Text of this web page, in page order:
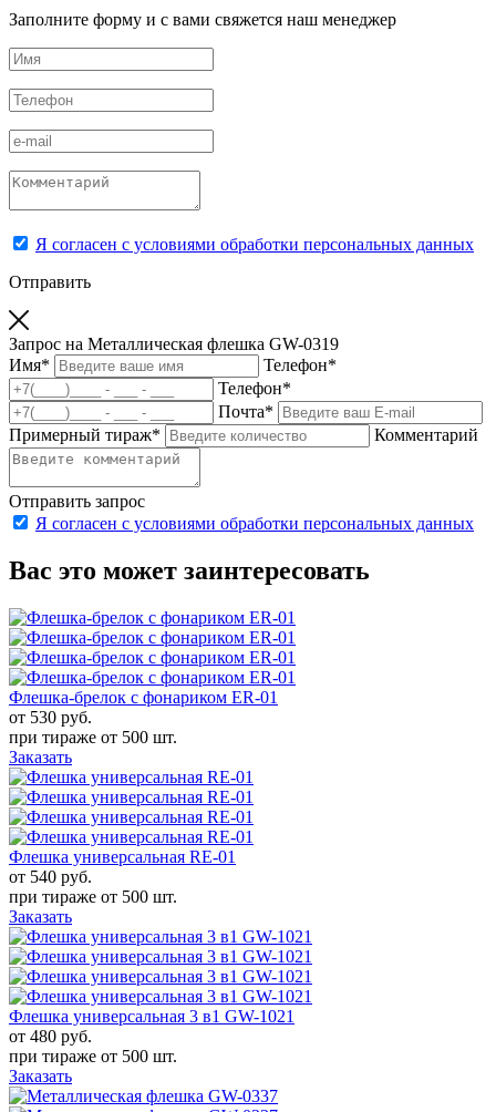
Заполните форму и с вами свяжется наш менеджер
Я согласен с условиями обработки персональных данных
Отправить
Запрос на Металлическая флешка GW-0319
Имя* Телефон*
Телефон*
Почта*
Примерный тираж* Комментарий
Отправить запрос
Я согласен с условиями обработки персональных данных
Вас это может заинтересовать
Флешка-брелок с фонариком ER-01
от 530 руб.
при тираже от 500 шт.
Заказать
Флешка универсальная RE-01
от 540 руб.
при тираже от 500 шт.
Заказать
Флешка универсальная 3 в1 GW-1021
от 480 руб.
при тираже от 500 шт.
Заказать